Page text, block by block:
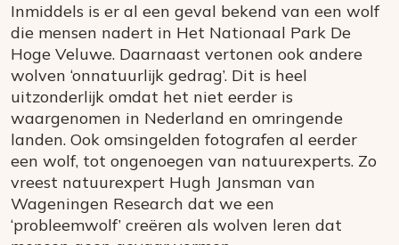
Inmiddels is er al een geval bekend van een wolf
die mensen nadert in Het Nationaal Park De
Hoge Veluwe. Daarnaast vertonen ook andere
wolven ‘onnatuurlijk gedrag’. Dit is heel
uitzonderlijk omdat het niet eerder is
waargenomen in Nederland en omringende
landen. Ook omsingelden fotografen al eerder
een wolf, tot ongenoegen van natuurexperts. Zo
vreest natuurexpert Hugh Jansman van
Wageningen Research dat we een
‘probleemwolf’ creëren als wolven leren dat